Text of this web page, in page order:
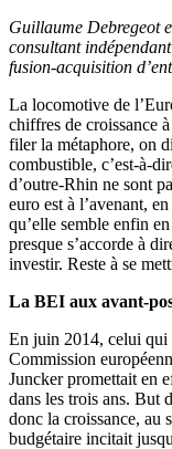
Guillaume Debregeot
consultant
fusion-acquisition
La locomotive de
chiffres de croissance
filer la métaphore, on
combustible, c’est-à-
d’outre-Rhin ne sont
euro est à l’avenant,
qu’elle semble enfin
presque s’accorde à
investir. Reste à se
La BEI aux avant-
En juin 2014, celui qui
Commission
Juncker promettait en
dans les trois ans. But
donc la croissance, au
budgétaire incitait